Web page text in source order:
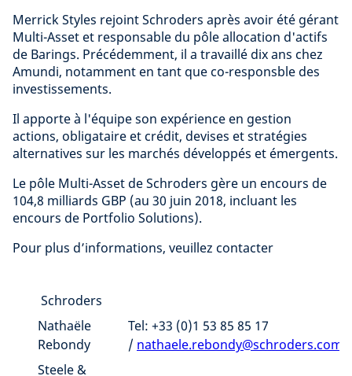
Merrick Styles rejoint Schroders après avoir été gérant
Multi-Asset et responsable du pôle allocation d'actifs
de Barings. Précédemment, il a travaillé dix ans chez
Amundi, notamment en tant que co-responsble des
investissements.
Il apporte à l'équipe son expérience en gestion
actions, obligataire et crédit, devises et stratégies
alternatives sur les marchés développés et émergents.
Le pôle Multi-Asset de Schroders gère un encours de
104,8 milliards GBP (au 30 juin 2018, incluant les
encours de Portfolio Solutions).
Pour plus d’informations, veuillez contacter
Schroders
Nathaële
Rebondy
Steele &
Tel: +33 (0)1 53 85 85 17
/ nathaele.rebondy@schroders.com